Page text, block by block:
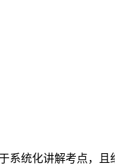
系统化讲解考点，